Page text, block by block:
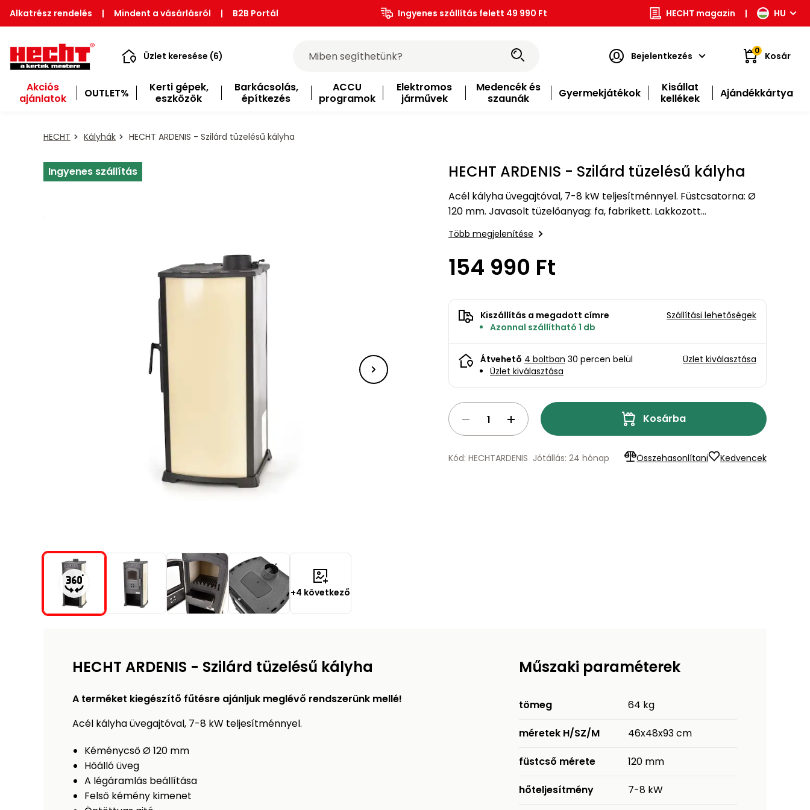
Alkatrész rendelés | Mindent a vásárlásról | B2B Portál Ingyenes szállítás felett 49 990 Ft HECHT magazin | HU
Üzlet keresése (6) Bejelentkezés 0 Kosár
Akciós
ajánlatok
OUTLET%
Kerti gépek,
eszközök
Barkácsolás,
építkezés
ACCU
programok
Elektromos
járművek
Medencék és
szaunák
Gyermekjátékok
Kisállat
kellékek
Ajándékkártya
HECHT Kályhák HECHT ARDENIS - Szilárd tüzelésű kályha
Ingyenes szállítás
+4 következő
HECHT ARDENIS - Szilárd tüzelésű kályha
Acél kályha üvegajtóval, 7-8 kW teljesítménnyel. Füstcsatorna: Ø
120 mm. Javasolt tüzelőanyag: fa, fabrikett. Lakkozott
oldalak. Európában készült.
Több megjelenítése
154 990 Ft
Kiszállítás a megadott címre
Azonnal szállítható 1 db
Szállítási lehetőségek
Átvehető 4 boltban 30 percen belül
Üzlet kiválasztása
Üzlet kiválasztása
Kosárba
Összehasonlítani Kedvencek
Kód: HECHTARDENIS Jótállás: 24 hónap
HECHT ARDENIS - Szilárd tüzelésű kályha
A terméket kiegészítő fűtésre ajánljuk meglévő rendszerünk mellé!
Acél kályha üvegajtóval, 7-8 kW teljesítménnyel.
Kéménycső Ø 120 mm
Hőálló üveg
A légáramlás beállítása
Felső kémény kimenet
Műszaki paraméterek
tömeg 64 kg
méretek H/SZ/M 46x48x93 cm
füstcső mérete 120 mm
hőteljesítmény 7-8 kW